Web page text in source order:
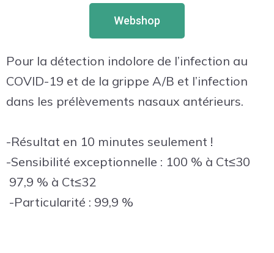
Webshop
Pour la détection indolore de l’infection au
COVID-19 et de la grippe A/B et l’infection
dans les prélèvements nasaux antérieurs.
-Résultat en 10 minutes seulement !
-Sensibilité exceptionnelle : 100 % à Ct≤30
97,9 % à Ct≤32
-Particularité : 99,9 %